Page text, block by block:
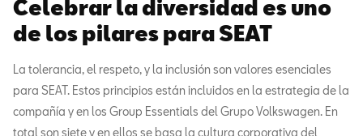
Celebrar la diversidad es uno
de los pilares para SEAT
La tolerancia, el respeto, y la inclusión son valores esenciales
para SEAT. Estos principios están incluidos en la estrategia de la
compañía y en los Group Essentials del Grupo Volkswagen. En
total son siete y en ellos se basa la cultura corporativa del